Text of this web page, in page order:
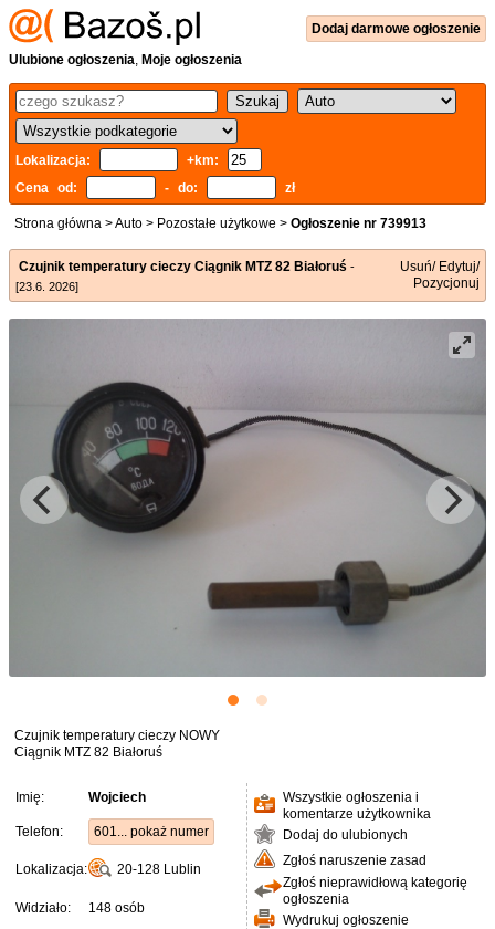
Dodaj darmowe ogłoszenie
Ulubione ogłoszenia, Moje ogłoszenia
Lokalizacja:
+km:
Cena od:
- do: zł
Strona główna >Auto > Pozostałe użytkowe > Ogłoszenie nr 739913
Czujnik temperatury cieczy Ciągnik MTZ 82 Białoruś -
[23.6. 2026]
Usuń/ Edytuj/
Pozycjonuj
Czujnik temperatury cieczy NOWY
Ciągnik MTZ 82 Białoruś
Imię: Wojciech
Telefon: 601... pokaż numer
Lokalizacja: 20-128 Lublin
Widziało: 148 osób
Wszystkie ogłoszenia i
komentarze użytkownika
Dodaj do ulubionych
Zgłoś naruszenie zasad
Zgłoś nieprawidłową kategorię
ogłoszenia
Wydrukuj ogłoszenie